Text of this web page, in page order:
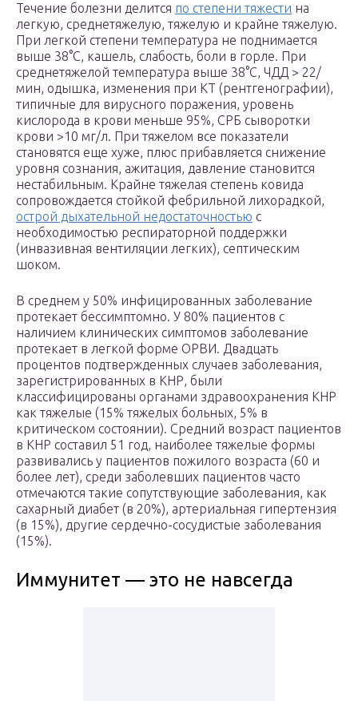
Течение болезни делится по степени тяжести на
легкую, среднетяжелую, тяжелую и крайне тяжелую.
При легкой степени температура не поднимается
выше 38°C, кашель, слабость, боли в горле. При
среднетяжелой температура выше 38°C, ЧДД > 22/
мин, одышка, изменения при КТ (рентгенографии),
типичные для вирусного поражения, уровень
кислорода в крови меньше 95%, СРБ сыворотки
крови >10 мг/л. При тяжелом все показатели
становятся еще хуже, плюс прибавляется снижение
уровня сознания, ажитация, давление становится
нестабильным. Крайне тяжелая степень ковида
сопровождается стойкой фебрильной лихорадкой,
острой дыхательной недостаточностью с
необходимостью респираторной поддержки
(инвазивная вентиляции легких), септическим
шоком.
В среднем у 50% инфицированных заболевание
протекает бессимптомно. У 80% пациентов с
наличием клинических симптомов заболевание
протекает в легкой форме ОРВИ. Двадцать
процентов подтвержденных случаев заболевания,
зарегистрированных в КНР, были
классифицированы органами здравоохранения КНР
как тяжелые (15% тяжелых больных, 5% в
критическом состоянии). Средний возраст пациентов
в КНР составил 51 год, наиболее тяжелые формы
развивались у пациентов пожилого возраста (60 и
более лет), среди заболевших пациентов часто
отмечаются такие сопутствующие заболевания, как
сахарный диабет (в 20%), артериальная гипертензия
(в 15%), другие сердечно-сосудистые заболевания
(15%).
Иммунитет — это не навсегда